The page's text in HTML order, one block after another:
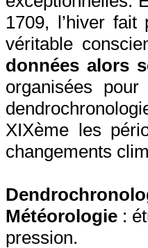
1709, l’hiver
véritable
données alors
organisées
XIXème les
changements
Météorologie :
pression.